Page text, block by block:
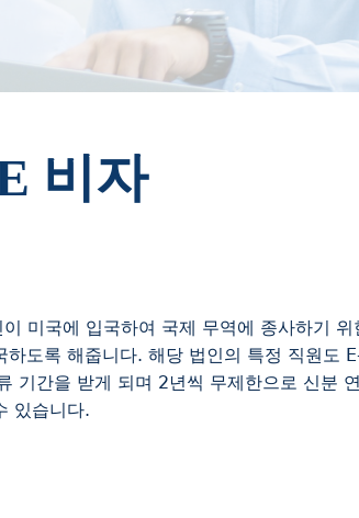
비자
미국에 입국하여 국제 무역에 종사하기 위
도록 해줍니다. 해당 법인의 특정 직원도
기간을 받게 되며 2년씩 무제한으로 신분 연
있습니다.